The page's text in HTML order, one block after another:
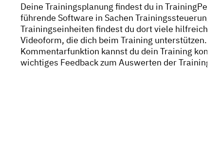
Deine Trainingsplanung findest du in
führende Software in Sachen Trainingssteuerung.
Trainingseinheiten findest du dort viele hilfreiche
Videoform, die dich beim Training unterstützen.
Kommentarfunktion kannst du dein Training
wichtiges Feedback zum Auswerten der